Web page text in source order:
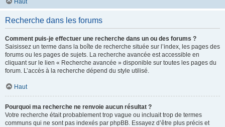
Haut
Recherche dans les forums
Comment puis-je effectuer une recherche dans un ou des forums ?
Saisissez un terme dans la boîte de recherche située sur l’index, les pages des
forums ou les pages de sujets. La recherche avancée est accessible en
cliquant sur le lien « Recherche avancée » disponible sur toutes les pages du
forum. L’accès à la recherche dépend du style utilisé.
Haut
Pourquoi ma recherche ne renvoie aucun résultat ?
Votre recherche était probablement trop vague ou incluait trop de termes
communs qui ne sont pas indexés par phpBB. Essayez d’être plus précis et